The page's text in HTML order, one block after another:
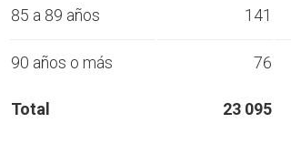
85 a 89 años 141
90 años o más 76
Total 23 095